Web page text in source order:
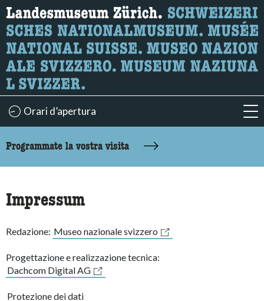
Ricerca
Qui è possibile cercare i contenuti della pagina.
Orari d’apertura
Programmate la vostra visita
Impressum
Redazione: Museo nazionale svizzero
Progettazione e realizzazione tecnica:
Dachcom Digital AG
Protezione dei dati